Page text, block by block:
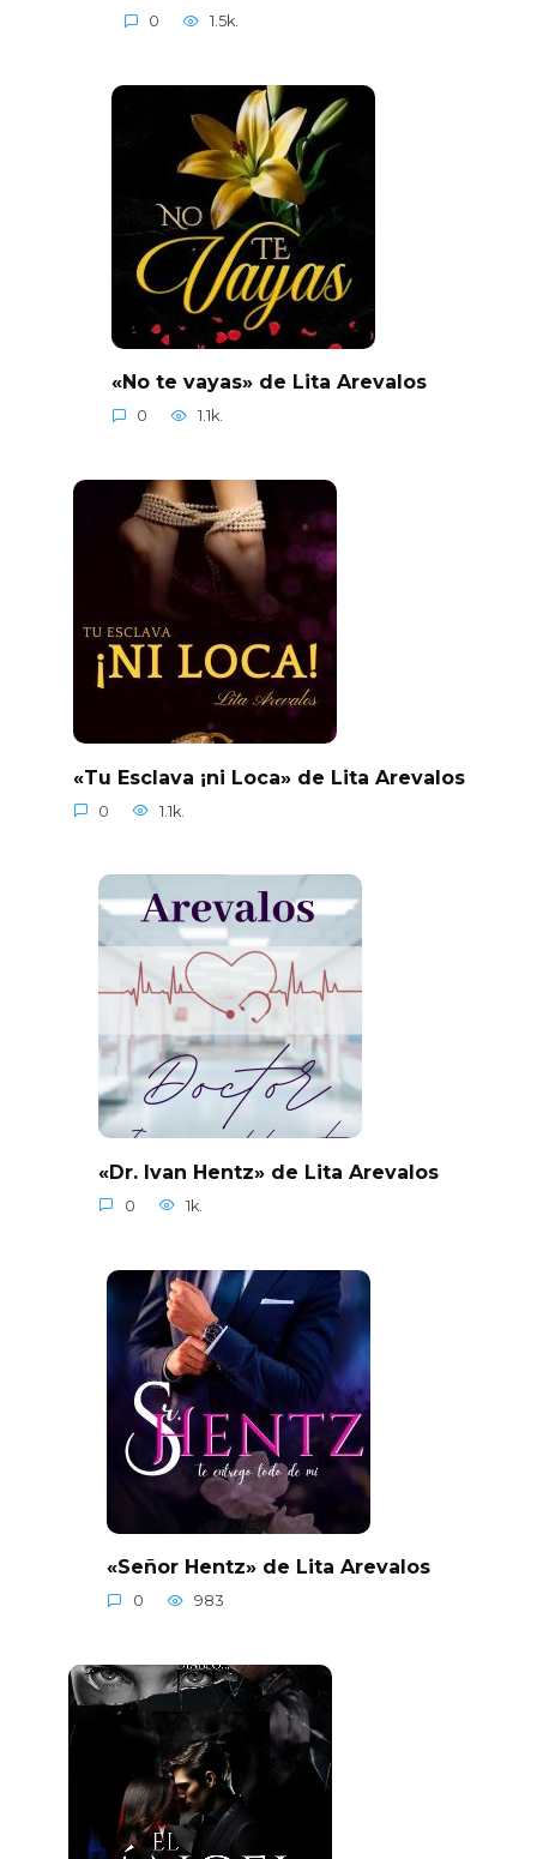
0 1.5k.
«No te vayas» de Lita Arevalos
0 1.1k.
«Tu Esclava ¡ni Loca» de Lita Arevalos
0 1.1k.
«Dr. Ivan Hentz» de Lita Arevalos
0 1k.
«Señor Hentz» de Lita Arevalos
0 983